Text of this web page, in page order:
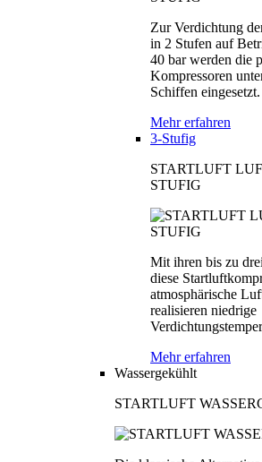
Zur Verdichtung
in 2 Stufen auf
40 bar werden die
Kompressoren
Schiffen eingesetzt.
Mehr erfahren
3-Stufig
STARTLUFT
STUFIG
Mit ihren bis zu
diese
atmosphärische
realisieren niedrige
Mehr erfahren
Wassergekühlt
STARTLUFT